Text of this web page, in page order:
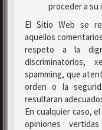
proceder a su
El Sitio Web se
aquellos
respeto a la
discriminatorios,
spamming, que
orden o la
resultaran
En cualquier caso,
opiniones